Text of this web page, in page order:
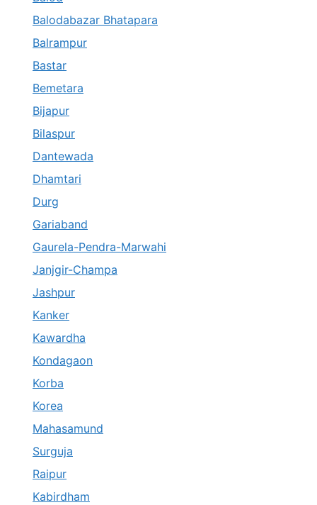
Balodabazar Bhatapara
Balrampur
Bastar
Bemetara
Bijapur
Bilaspur
Dantewada
Dhamtari
Durg
Gariaband
Gaurela-Pendra-Marwahi
Janjgir-Champa
Jashpur
Kanker
Kawardha
Kondagaon
Korba
Korea
Mahasamund
Surguja
Raipur
Kabirdham